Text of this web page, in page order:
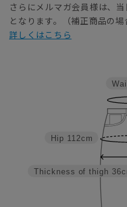
さらにメルマガ会員様は、
となります。（補正商品の場
詳しくはこちら
Thickness of thigh
Hip 112cm